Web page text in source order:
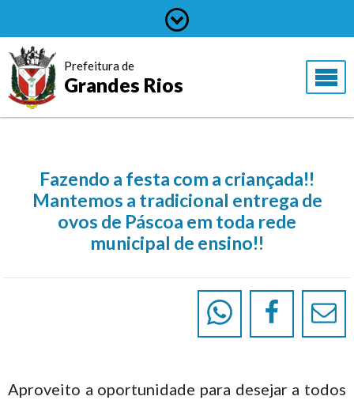
Prefeitura de
Grandes Rios
Fazendo a festa com a criançada!!
Mantemos a tradicional entrega de
ovos de Páscoa em toda rede
municipal de ensino!!
Aproveito a oportunidade para desejar a todos